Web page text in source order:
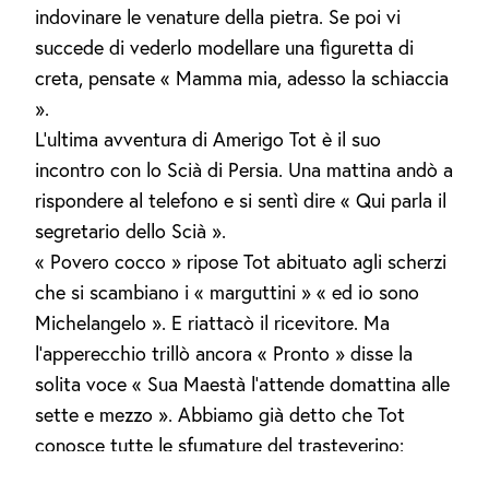
indovinare le venature della pietra. Se poi vi
succede di vederlo modellare una figuretta di
creta, pensate « Mamma mia, adesso la schiaccia
».
L’ultima avventura di Amerigo Tot è il suo
incontro con lo Scià di Persia. Una mattina andò a
rispondere al telefono e si sentì dire « Qui parla il
segretario dello Scià ».
« Povero cocco » ripose Tot abituato agli scherzi
che si scambiano i « marguttini » « ed io sono
Michelangelo ». E riattacò il ricevitore. Ma
l’apperecchio trillò ancora « Pronto » disse la
solita voce « Sua Maestà l’attende domattina alle
sette e mezzo ». Abbiamo già detto che Tot
conosce tutte le sfumature del trasteverino: